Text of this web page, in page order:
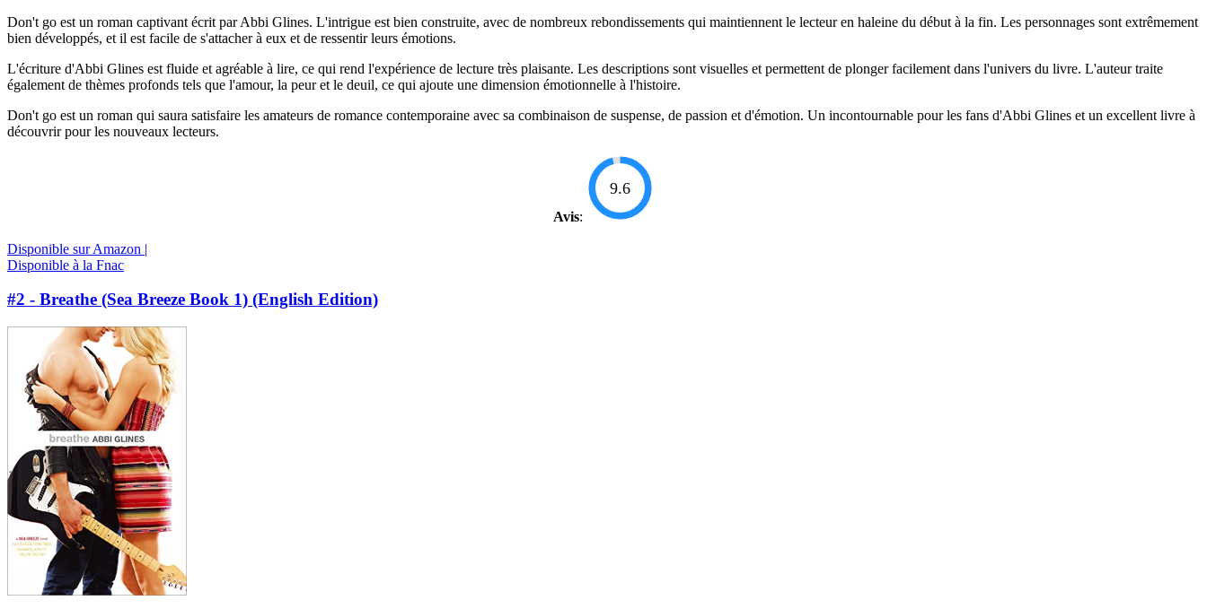
Don't go est un roman captivant écrit par Abbi Glines. L'intrigue est bien construite, avec de nombreux rebondissements qui maintiennent le lecteur en haleine du début à la fin. Les personnages sont extrêmement
bien développés, et il est facile de s'attacher à eux et de ressentir leurs émotions.
L'écriture d'Abbi Glines est fluide et agréable à lire, ce qui rend l'expérience de lecture très plaisante. Les descriptions sont visuelles et permettent de plonger facilement dans l'univers du livre. L'auteur traite
également de thèmes profonds tels que l'amour, la peur et le deuil, ce qui ajoute une dimension émotionnelle à l'histoire.
Don't go est un roman qui saura satisfaire les amateurs de romance contemporaine avec sa combinaison de suspense, de passion et d'émotion. Un incontournable pour les fans d'Abbi Glines et un excellent livre à
découvrir pour les nouveaux lecteurs.
Avis:
9.6
Disponible sur Amazon |
Disponible à la Fnac
#2 - Breathe (Sea Breeze Book 1) (English Edition)